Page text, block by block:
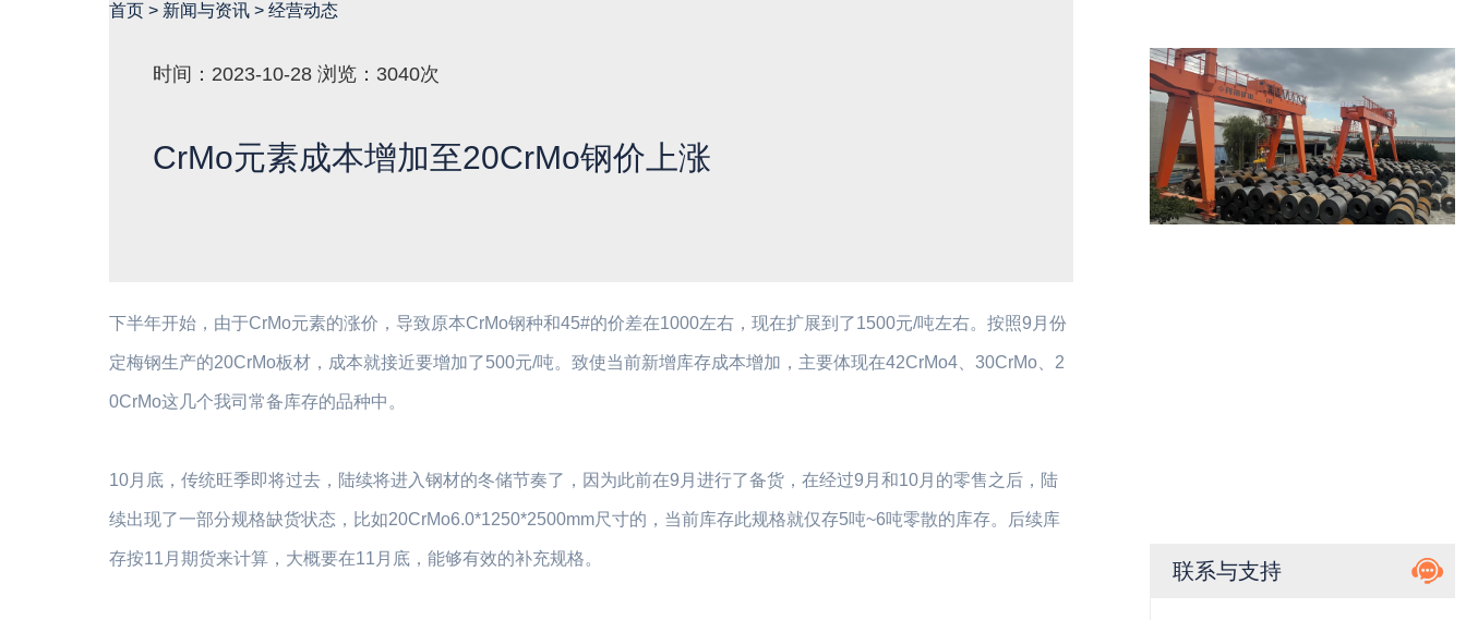
首页 > 新闻与资讯 > 经营动态
时间：2023-10-28 浏览：3040次
CrMo元素成本增加至20CrMo钢价上涨
下半年开始，由于CrMo元素的涨价，导致原本CrMo钢种和45#的价差在1000左右，现在扩展到了1500元/吨左右。按照9月份
定梅钢生产的20CrMo板材，成本就接近要增加了500元/吨。致使当前新增库存成本增加，主要体现在42CrMo4、30CrMo、2
0CrMo这几个我司常备库存的品种中。
10月底，传统旺季即将过去，陆续将进入钢材的冬储节奏了，因为此前在9月进行了备货，在经过9月和10月的零售之后，陆
续出现了一部分规格缺货状态，比如20CrMo6.0*1250*2500mm尺寸的，当前库存此规格就仅存5吨~6吨零散的库存。后续库
存按11月期货来计算，大概要在11月底，能够有效的补充规格。
联系与支持